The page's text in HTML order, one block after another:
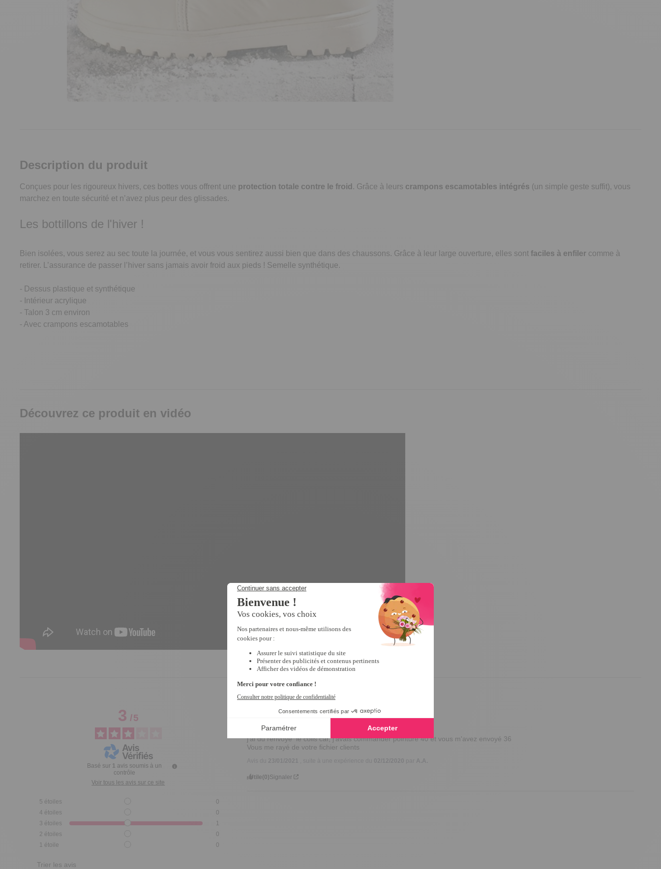
Description du produit
Conçues pour les rigoureux hivers, ces bottes vous offrent une protection totale contre le froid . Grâce à leurs crampons escamotables intégrés (un simple geste suffit), vous
marchez en toute sécurité et n’avez plus peur des glissades.
Les bottillons de l'hiver !
Bien isolées, vous serez au sec toute la journée, et vous vous sentirez aussi bien que dans des chaussons. Grâce à leur large ouverture, elles sont faciles à enfiler comme à
retirer. L’assurance de passer l’hiver sans jamais avoir froid aux pieds ! Semelle synthétique.
- Dessus plastique et synthétique
- Intérieur acrylique
- Talon 3 cm environ
- Avec crampons escamotables
Découvrez ce produit en vidéo
3/5
Basé sur 1 avis soumis à un
contrôle
Voir tous les avis sur ce site
5 étoiles
0
4 étoiles
0
3 étoiles
1
2 étoiles
0
1 étoile 0
Trier les avis
3/5
Avis vérifié
j'ai du renvoyé  le colis car, j'avais commander pointure 40 et vous m'avez envoyé 36
Vous me rayé de votre fichier clients
A.A.
Utile(0)Signaler